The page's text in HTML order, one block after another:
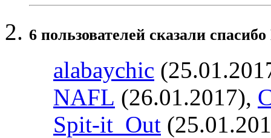
6 пользователей сказали
alabaychic
NAFL (26.01.2017),
Spit-it_Out